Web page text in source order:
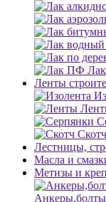
Ленты
Скотч
Лестницы,
Масла и
Метизы и